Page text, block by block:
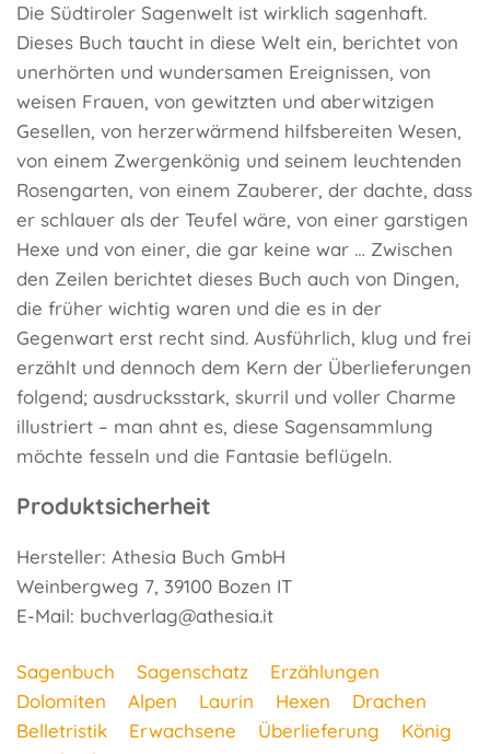
Die Südtiroler Sagenwelt ist wirklich sagenhaft.
Dieses Buch taucht in diese Welt ein, berichtet von
unerhörten und wundersamen Ereignissen, von
weisen Frauen, von gewitzten und aberwitzigen
Gesellen, von herzerwärmend hilfsbereiten Wesen,
von einem Zwergenkönig und seinem leuchtenden
Rosengarten, von einem Zauberer, der dachte, dass
er schlauer als der Teufel wäre, von einer garstigen
Hexe und von einer, die gar keine war … Zwischen
den Zeilen berichtet dieses Buch auch von Dingen,
die früher wichtig waren und die es in der
Gegenwart erst recht sind. Ausführlich, klug und frei
erzählt und dennoch dem Kern der Überlieferungen
folgend; ausdrucksstark, skurril und voller Charme
illustriert – man ahnt es, diese Sagensammlung
möchte fesseln und die Fantasie beflügeln.
Produktsicherheit
Hersteller: Athesia Buch GmbH
Weinbergweg 7, 39100 Bozen IT
E-Mail: buchverlag@athesia.it
Sagenbuch Sagenschatz
Erzählungen
Dolomiten
Alpen Laurin Hexen
Drachen
Belletristik
Erwachsene Überlieferung
König